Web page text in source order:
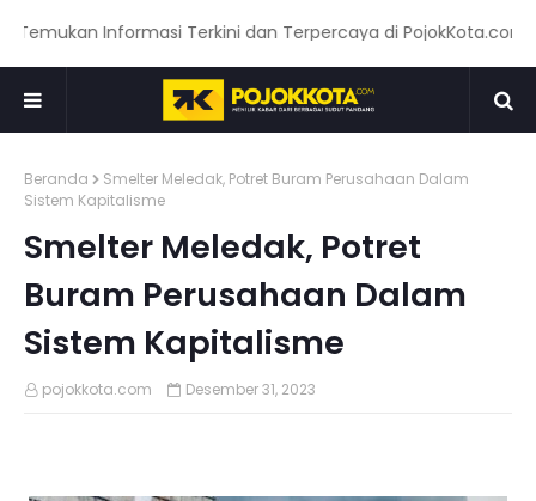
Informasi Terkini dan Terpercaya di PojokKota.com:
Beranda
Smelter Meledak, Potret Buram Perusahaan Dalam
Sistem Kapitalisme
Smelter Meledak, Potret
Buram Perusahaan Dalam
Sistem Kapitalisme
pojokkota.com Desember 31, 2023